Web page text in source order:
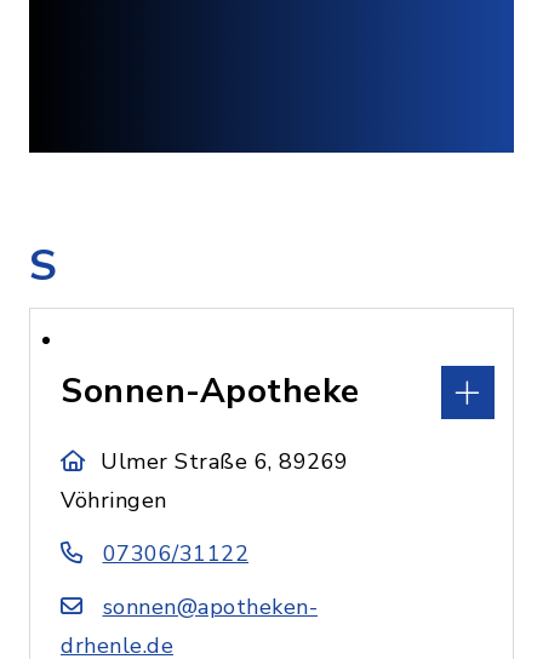
S
Sonnen-Apotheke
Ulmer Straße 6, 89269
Vöhringen
07306/31122
sonnen@apotheken-
drhenle.de